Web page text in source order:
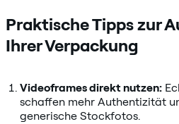
Praktische Tipps zur
Ihrer Verpackung
Videoframes direkt nutzen:
schaffen mehr Authentizität
generische Stockfotos.